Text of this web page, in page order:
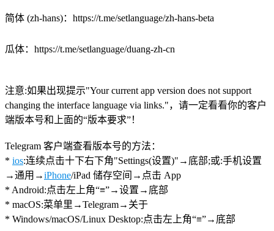
简体 (zh-hans)： https://t.me/setlanguage/zh-hans-beta
瓜体： https://t.me/setlanguage/duang-zh-cn
注意:如果出现提示"Your current app version does not support
changing the interface language via links."，请一定看看你的客户
端版本号和上面的“版本要求”！
Telegram 客户端查看版本号的方法：
* ios:连续点击十下右下角"Settings(设置)"→底部;或:手机设置
→通用→iPhone/iPad 储存空间→点击 App
* Android:点击左上角“≡”→设置→底部
* macOS:菜单里→Telegram→关于
* Windows/macOS/Linux Desktop:点击左上角“≡”→底部